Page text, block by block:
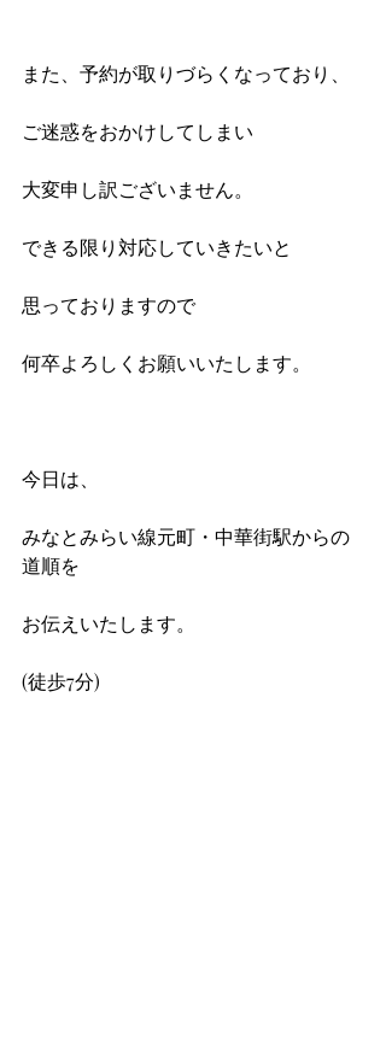
また、予約が取りづらくなっており、
ご迷惑をおかけしてしまい
大変申し訳ございません。
できる限り対応していきたいと
思っておりますので
何卒よろしくお願いいたします。
今日は、
みなとみらい線元町・中華街駅からの
道順を
お伝えいたします。
(徒歩7分)